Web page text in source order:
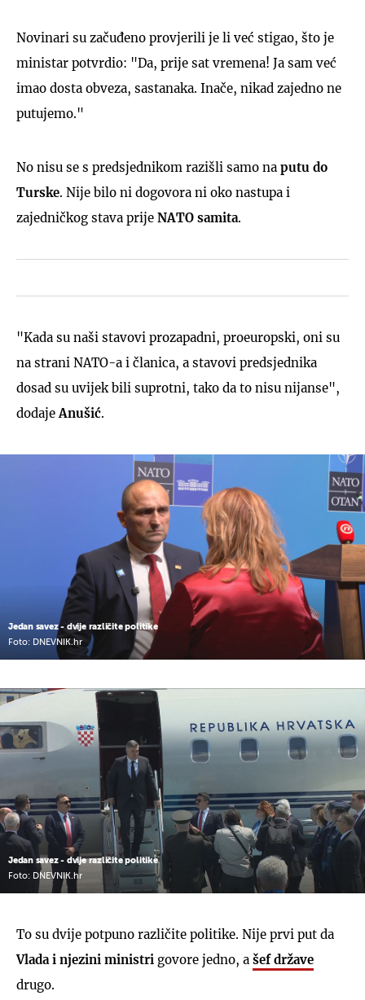
Novinari su začuđeno provjerili je li već stigao, što je
ministar potvrdio: "Da, prije sat vremena! Ja sam već
imao dosta obveza, sastanaka. Inače, nikad zajedno ne
putujemo."
No nisu se s predsjednikom razišli samo na putu do
Turske. Nije bilo ni dogovora ni oko nastupa i
zajedničkog stava prije NATO samita.
"Kada su naši stavovi prozapadni, proeuropski, oni su
na strani NATO-a i članica, a stavovi predsjednika
dosad su uvijek bili suprotni, tako da to nisu nijanse",
dodaje Anušić.
Jedan savez - dvije različite politike
Foto: DNEVNIK.hr
Jedan savez - dvije različite politike
Foto: DNEVNIK.hr
To su dvije potpuno različite politike. Nije prvi put da
Vlada i njezini ministri govore jedno, a šef države
drugo.